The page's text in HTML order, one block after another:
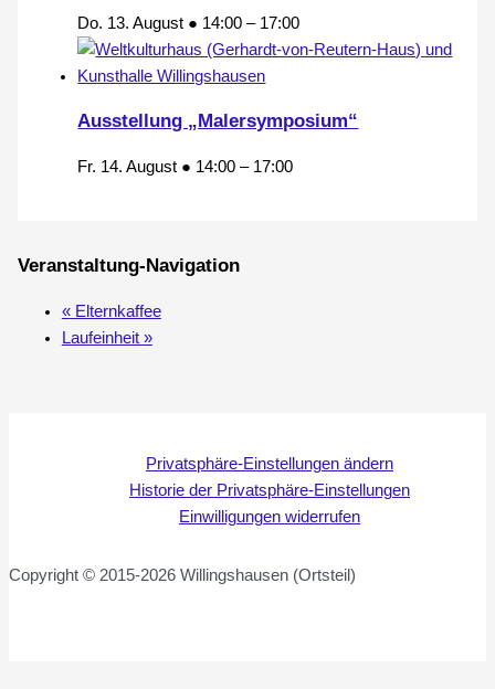
Do. 13. August ● 14:00 – 17:00
Ausstellung „Malersymposium“
Fr. 14. August ● 14:00 – 17:00
Veranstaltung-Navigation
«Elternkaffee
Laufeinheit »
Privatsphäre-Einstellungen ändern
Historie der Privatsphäre-Einstellungen
Einwilligungen widerrufen
Copyright © 2015-2026 Willingshausen (Ortsteil)